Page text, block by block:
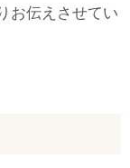
お伝えさせてい